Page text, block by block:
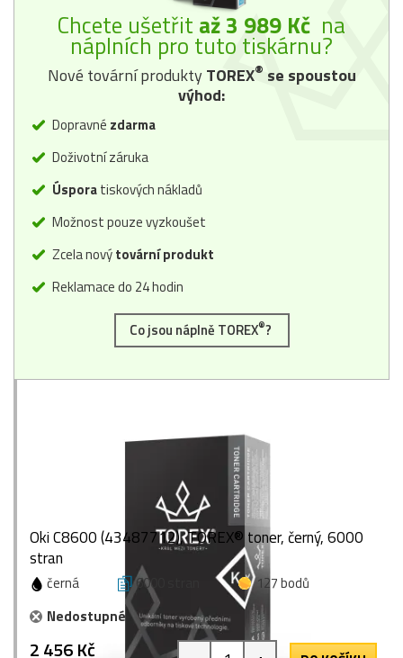
Chcete ušetřit až 3 989 Kč na
náplních pro tuto tiskárnu?
Nové tovární produktyTOREX® se spoustou
výhod:
Dopravné zdarma
Doživotní záruka
Úsporatiskových nákladů
Možnost pouze vyzkoušet
Zcela novýtovární produkt
Reklamace do 24 hodin
Co jsou náplně TOREX®?
Oki C8600 (43487712), TOREX® toner, černý, 6000
stran
černá 6000 stran
127 bodů
Nedostupné
2 456 Kč